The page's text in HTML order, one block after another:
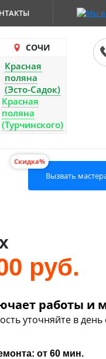
СОЧИ
Красная
поляна
(Эсто-Садок)
Красная
поляна
(Турчинского)
Скидка%
Вызвать
руб.
работы и
уточняйте в
от 60 мин.